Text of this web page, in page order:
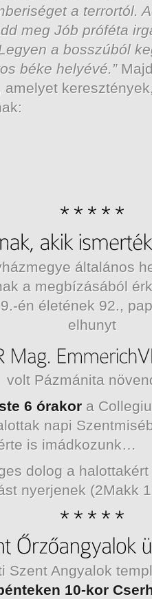
a terrortól.
meg Jób próféta
a bosszúból
béke helyévé.”
amelyet
általános
a megbízásából
én életének 92.,
elhunyt
volt Pázmánita
6 órakor a
napi
is imádkozunk…
dolog a
nyerjenek (2Makk
Szent Angyalok
10-kor